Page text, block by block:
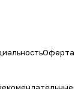
Оферта